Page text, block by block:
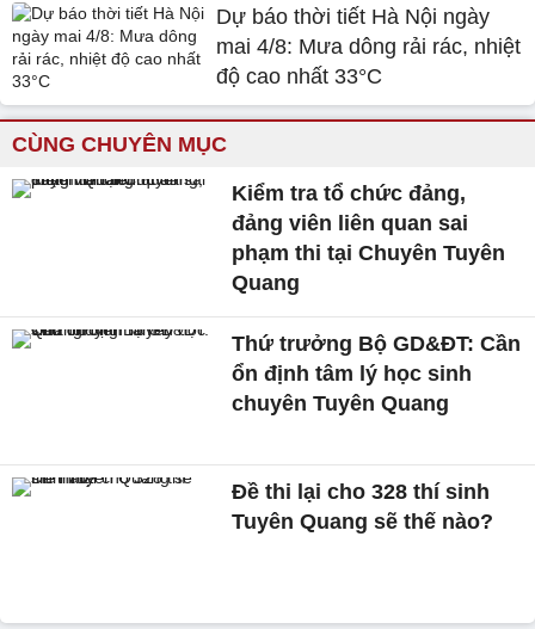
Dự báo thời tiết Hà Nội ngày
mai 4/8: Mưa dông rải rác, nhiệt
độ cao nhất 33°C
CÙNG CHUYÊN MỤC
Kiểm tra tổ chức đảng,
đảng viên liên quan sai
phạm thi tại Chuyên Tuyên
Quang
Thứ trưởng Bộ GD&ĐT: Cần
ổn định tâm lý học sinh
chuyên Tuyên Quang
Đề thi lại cho 328 thí sinh
Tuyên Quang sẽ thế nào?